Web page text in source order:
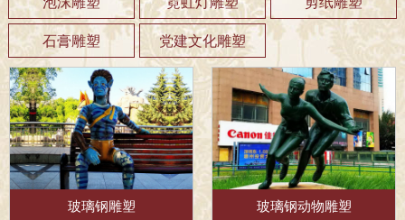
石膏雕塑
党建文化雕塑
玻璃钢雕塑 玻璃钢动物雕塑